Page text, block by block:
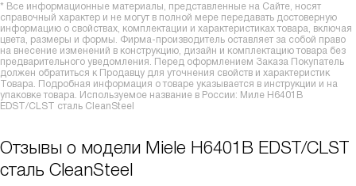
* Все информационные материалы, представленные на Сайте, носят
справочный характер и не могут в полной мере передавать достоверную
информацию о свойствах, комплектации и характеристиках товара, включая
цвета, размеры и формы. Фирма-производитель оставляет за собой право
на внесение изменений в конструкцию, дизайн и комплектацию товара без
предварительного уведомления. Перед оформлением Заказа Покупатель
должен обратиться к Продавцу для уточнения свойств и характеристик
Товара. Подробная информация о товаре указывается в инструкции и на
упаковке товара. Используемое название в России: Миле H6401B
EDST/CLST сталь CleanSteel
Отзывы о модели Miele H6401B EDST/CLST
сталь CleanSteel